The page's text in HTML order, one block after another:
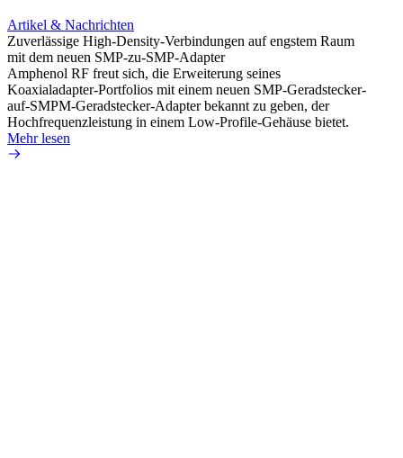
Artikel & Nachrichten
Zuverlässige High-Density-Verbindungen auf engstem Raum
mit dem neuen SMP-zu-SMP-Adapter
Amphenol RF freut sich, die Erweiterung seines
Koaxialadapter-Portfolios mit einem neuen SMP-Geradstecker-
auf-SMPM-Geradstecker-Adapter bekannt zu geben, der
Hochfrequenzleistung in einem Low-Profile-Gehäuse bietet.
Mehr lesen